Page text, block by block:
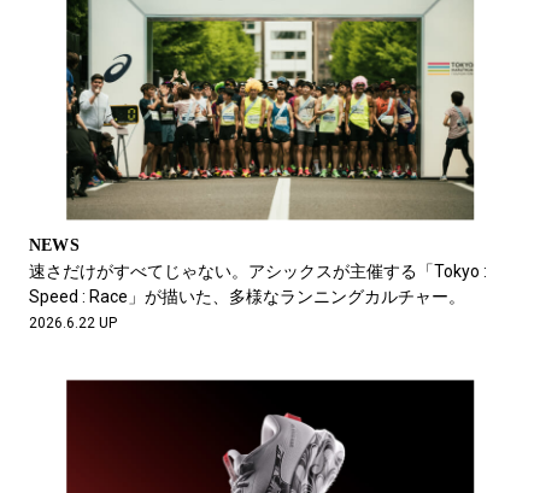
NEWS
速さだけがすべてじゃない。アシックスが主催する「Tokyo :
Speed : Race」が描いた、多様なランニングカルチャー。
2026.6.22 UP